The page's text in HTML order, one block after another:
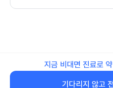
지금 비대면 진료로
기다리지 않고